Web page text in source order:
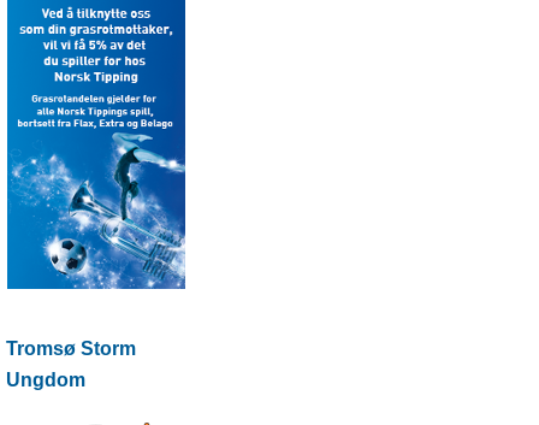
Tromsø Storm
Ungdom